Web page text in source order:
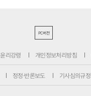
PC버전
윤리강령 개인정보처리방침
정정·반론보도 기사심의규정